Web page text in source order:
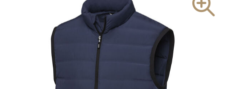
Sinterklaas
Verjaardagen